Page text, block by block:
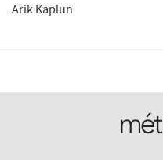
Arik Kaplun